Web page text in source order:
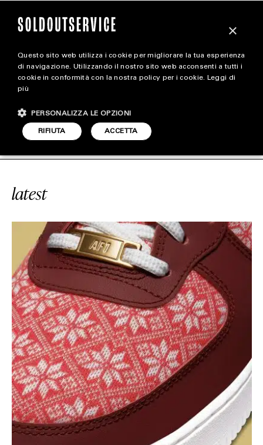
magazine
STYLE
FOOTWEAR
1 “UGLY SWEATER”
latest
×
Questo sito web utilizza i cookie per migliorare la tua esperienza
di navigazione. Utilizzando il nostro sito web acconsenti a tutti i
cookie in conformità con la nostra policy per i cookie. Leggi di
più
ACCETTA
RIFIUTA
PERSONALIZZA LE OPZIONI